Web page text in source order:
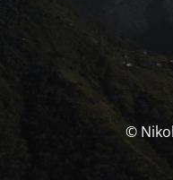
©